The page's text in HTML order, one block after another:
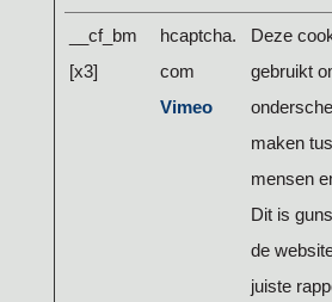
__cf_bm
[x3]
hcaptcha.
com
Vimeo
Deze
gebruikt
maken
mensen
Dit is
de
juiste